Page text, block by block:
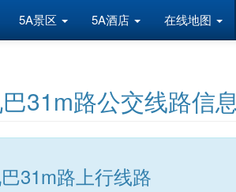
5A景区 5A酒店 在线地图
31m路公交线路信
31m路上行线路